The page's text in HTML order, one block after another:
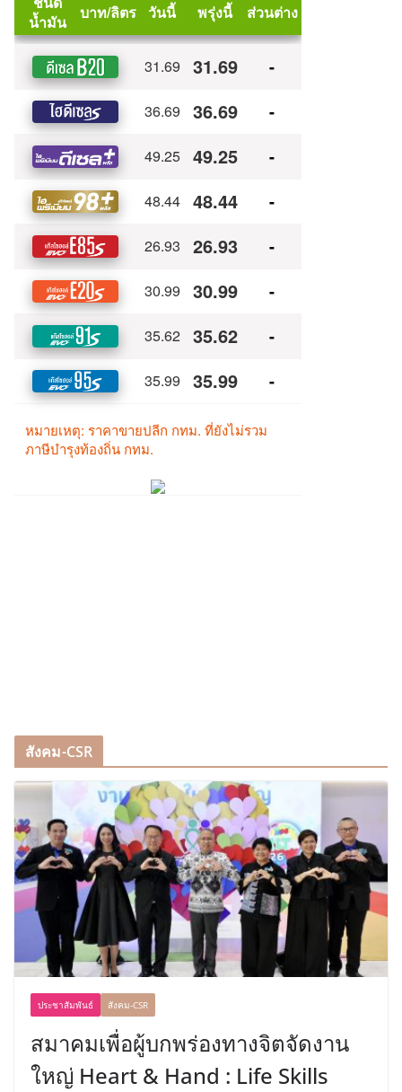
สังคม-CSR
ประชาสัมพันธ์ สังคม-CSR
สมาคมเพื่อผู้บกพร่องทางจิตจัดงาน
ใหญ่ Heart & Hand : Life Skills